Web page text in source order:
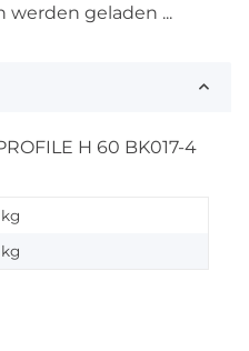
werden geladen ...
H 60 BK017-4
kg